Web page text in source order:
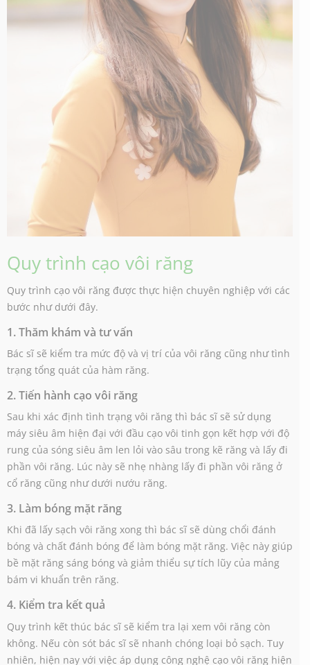
Quy trình cạo vôi răng
Quy trình cạo vôi răng được thực hiện chuyên nghiệp với các
bước như dưới đây.
1. Thăm khám và tư vấn
Bác sĩ sẽ kiểm tra mức độ và vị trí của vôi răng cũng như tình
trạng tổng quát của hàm răng.
2. Tiến hành cạo vôi răng
Sau khi xác định tình trạng vôi răng thì bác sĩ sẽ sử dụng
máy siêu âm hiện đại với đầu cạo vôi tinh gọn kết hợp với độ
rung của sóng siêu âm len lỏi vào sâu trong kẽ răng và lấy đi
phần vôi răng. Lúc này sẽ nhẹ nhàng lấy đi phần vôi răng ở
cổ răng cũng như dưới nướu răng.
3. Làm bóng mặt răng
Khi đã lấy sạch vôi răng xong thì bác sĩ sẽ dùng chổi đánh
bóng và chất đánh bóng để làm bóng mặt răng. Việc này giúp
bề mặt răng sáng bóng và giảm thiểu sự tích lũy của mảng
bám vi khuẩn trên răng.
4. Kiểm tra kết quả
Quy trình kết thúc bác sĩ sẽ kiểm tra lại xem vôi răng còn
không. Nếu còn sót bác sĩ sẽ nhanh chóng loại bỏ sạch. Tuy
nhiên, hiện nay với việc áp dụng công nghệ cạo vôi răng hiện